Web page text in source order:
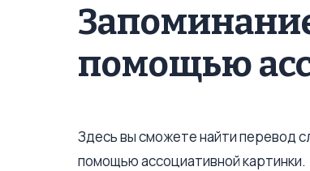
помощью
Здесь вы сможете найти перевод
помощью ассоциативной картинки.